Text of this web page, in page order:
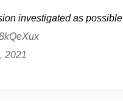
investigated as possible
2021